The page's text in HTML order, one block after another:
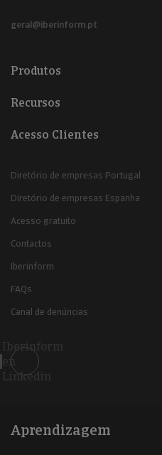
geral@iberinform.pt
Produtos
Recursos
Acesso Clientes
Diretório de empresas Portugal
Diretório de empresas Espanha
Acesso gratuito
Contactos
Iberinform
FAQs
Canal de denúncias
Iberinform
en
Linkedin
Aprendizagem